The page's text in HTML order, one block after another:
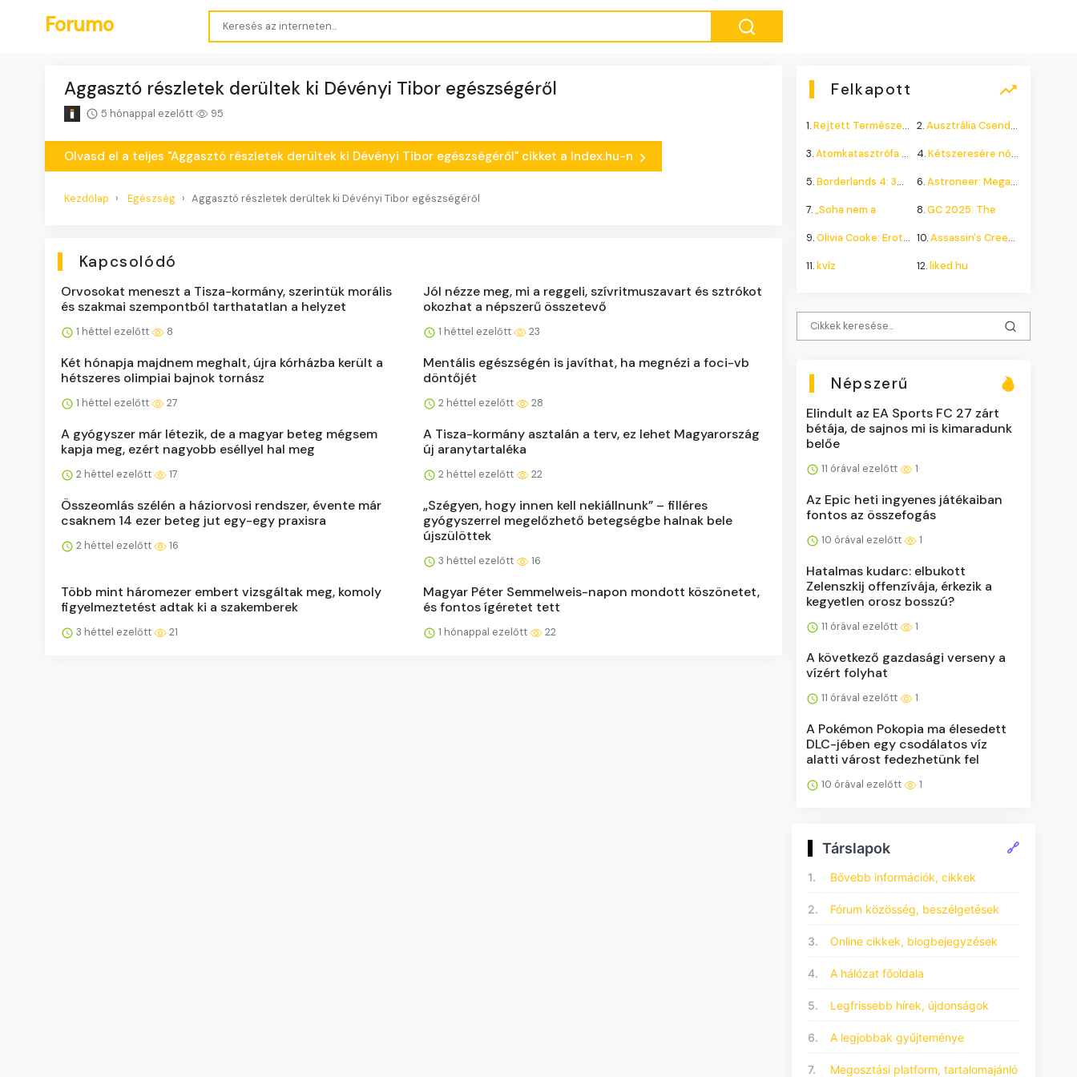
Forumo
Aggasztó részletek derültek ki Dévényi Tibor egészségéről
5 hónappal ezelőtt 95
Olvasd el a teljes "Aggasztó részletek derültek ki Dévényi Tibor egészségéről" cikket a Index.hu-n
Kezdőlap Egészség Aggasztó részletek derültek ki Dévényi Tibor egészségéről
Kapcsolódó
Orvosokat meneszt a Tisza-kormány, szerintük morális
és szakmai szempontból tarthatatlan a helyzet
1 héttel ezelőtt 8
Jól nézze meg, mi a reggeli, szívritmuszavart és sztrókot
okozhat a népszerű összetevő
1 héttel ezelőtt 23
Két hónapja majdnem meghalt, újra kórházba került a
hétszeres olimpiai bajnok tornász
1 héttel ezelőtt 27
Mentális egészségén is javíthat, ha megnézi a foci-vb
döntőjét
2 héttel ezelőtt 28
A gyógyszer már létezik, de a magyar beteg mégsem
kapja meg, ezért nagyobb eséllyel hal meg
2 héttel ezelőtt 17
A Tisza-kormány asztalán a terv, ez lehet Magyarország
új aranytartaléka
2 héttel ezelőtt 22
Összeomlás szélén a háziorvosi rendszer, évente már
csaknem 14 ezer beteg jut egy-egy praxisra
2 héttel ezelőtt 16
„Szégyen, hogy innen kell nekiállnunk” – filléres
gyógyszerrel megelőzhető betegségbe halnak bele
újszülöttek
3 héttel ezelőtt 16
Több mint háromezer embert vizsgáltak meg, komoly
figyelmeztetést adtak ki a szakemberek
3 héttel ezelőtt 21
Magyar Péter Semmelweis-napon mondott köszönetet,
és fontos ígéretet tett
1 hónappal ezelőtt 22
Felkapott
1.Rejtett Természeti Csoda 2.Ausztrália Csendes Összeomlása
3.Atomkatasztrófa 1985: A 4.Kétszeresére nőhet a
5.Borderlands 4: 300.000+ 6.Astroneer: Megatech DLC
7.„Soha nem a 8.GC 2025: The
9.Olivia Cooke: Erotikus 10.Assassin's Creed Shadows
11.kvíz 12.liked.hu
Népszerű
Elindult az EA Sports FC 27 zárt
bétája, de sajnos mi is kimaradunk
belőe
11 órával ezelőtt 1
Az Epic heti ingyenes játékaiban
fontos az összefogás
10 órával ezelőtt 1
Hatalmas kudarc: elbukott
Zelenszkij offenzívája, érkezik a
kegyetlen orosz bosszú?
11 órával ezelőtt 1
A következő gazdasági verseny a
vízért folyhat
11 órával ezelőtt 1
A Pokémon Pokopia ma élesedett
DLC-jében egy csodálatos víz
alatti várost fedezhetünk fel
10 órával ezelőtt 1
Társlapok 🔗
1. Bővebb információk, cikkek
2. Fórum közösség, beszélgetések
3. Online cikkek, blogbejegyzések
4. A hálózat főoldala
5. Legfrissebb hírek, újdonságok
6. A legjobbak gyűjteménye
7. Megosztási platform, tartalomajánló